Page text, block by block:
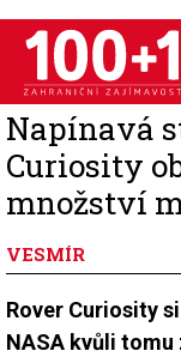
Přejít
hlavnímu
obsahu
Napínavá
Curiosity
množství
VESMÍR
Rover Curiosity
NASA kvůli